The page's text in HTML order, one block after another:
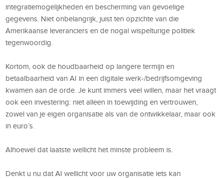
integratiemogelijkheden en bescherming van gevoelige
gegevens. Niet onbelangrijk, juist ten opzichte van die
Amerikaanse leveranciers en de nogal wispelturige politiek
tegenwoordig.
Kortom, ook de houdbaarheid op langere termijn en
betaalbaarheid van AI in een digitale werk-/bedrijfsomgeving
kwamen aan de orde. Je kunt immers veel willen, maar het vraagt
ook een investering: niet alleen in toewijding en vertrouwen,
zowel van je eigen organisatie als van de ontwikkelaar, maar ook
in euro’s.
Alhoewel dat laatste wellicht het minste probleem is.
Denkt u nu dat AI wellicht voor uw organisatie iets kan